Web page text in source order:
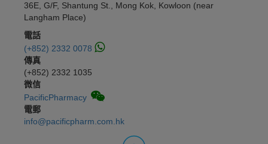
36E, G/F, Shantung St., Mong Kok, Kowloon (near
Langham Place)
電話
(+852) 2332 0078
傳真
(+852) 2332 1035
微信
PacificPharmacy
電郵
info@pacificpharm.com.hk